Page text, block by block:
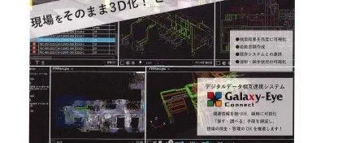
採用情報 Recruit
お問い合わせ